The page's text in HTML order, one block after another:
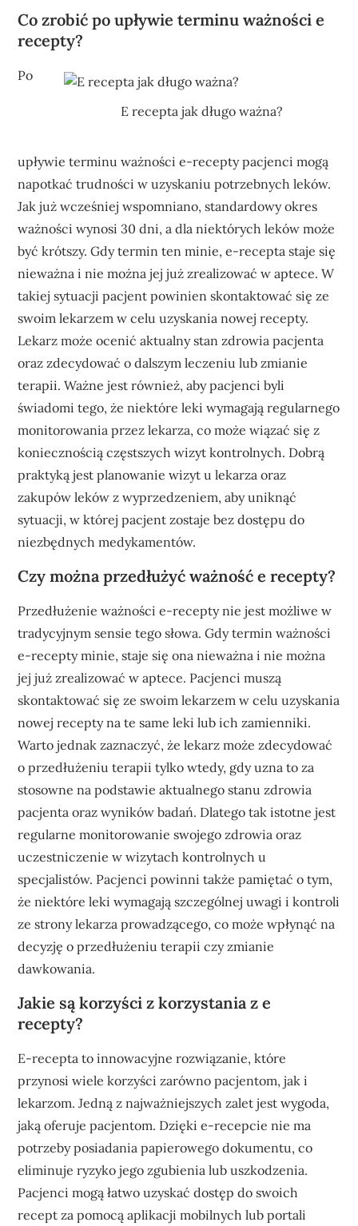
Co zrobić po upływie terminu ważności e
recepty?
E recepta jak długo ważna?
Po
upływie terminu ważności e-recepty pacjenci mogą
napotkać trudności w uzyskaniu potrzebnych leków.
Jak już wcześniej wspomniano, standardowy okres
ważności wynosi 30 dni, a dla niektórych leków może
być krótszy. Gdy termin ten minie, e-recepta staje się
nieważna i nie można jej już zrealizować w aptece. W
takiej sytuacji pacjent powinien skontaktować się ze
swoim lekarzem w celu uzyskania nowej recepty.
Lekarz może ocenić aktualny stan zdrowia pacjenta
oraz zdecydować o dalszym leczeniu lub zmianie
terapii. Ważne jest również, aby pacjenci byli
świadomi tego, że niektóre leki wymagają regularnego
monitorowania przez lekarza, co może wiązać się z
koniecznością częstszych wizyt kontrolnych. Dobrą
praktyką jest planowanie wizyt u lekarza oraz
zakupów leków z wyprzedzeniem, aby uniknąć
sytuacji, w której pacjent zostaje bez dostępu do
niezbędnych medykamentów.
Czy można przedłużyć ważność e recepty?
Przedłużenie ważności e-recepty nie jest możliwe w
tradycyjnym sensie tego słowa. Gdy termin ważności
e-recepty minie, staje się ona nieważna i nie można
jej już zrealizować w aptece. Pacjenci muszą
skontaktować się ze swoim lekarzem w celu uzyskania
nowej recepty na te same leki lub ich zamienniki.
Warto jednak zaznaczyć, że lekarz może zdecydować
o przedłużeniu terapii tylko wtedy, gdy uzna to za
stosowne na podstawie aktualnego stanu zdrowia
pacjenta oraz wyników badań. Dlatego tak istotne jest
regularne monitorowanie swojego zdrowia oraz
uczestniczenie w wizytach kontrolnych u
specjalistów. Pacjenci powinni także pamiętać o tym,
że niektóre leki wymagają szczególnej uwagi i kontroli
ze strony lekarza prowadzącego, co może wpłynąć na
decyzję o przedłużeniu terapii czy zmianie
dawkowania.
Jakie są korzyści z korzystania z e
recepty?
E-recepta to innowacyjne rozwiązanie, które
przynosi wiele korzyści zarówno pacjentom, jak i
lekarzom. Jedną z najważniejszych zalet jest wygoda,
jaką oferuje pacjentom. Dzięki e-recepcie nie ma
potrzeby posiadania papierowego dokumentu, co
eliminuje ryzyko jego zgubienia lub uszkodzenia.
Pacjenci mogą łatwo uzyskać dostęp do swoich
recept za pomocą aplikacji mobilnych lub portali